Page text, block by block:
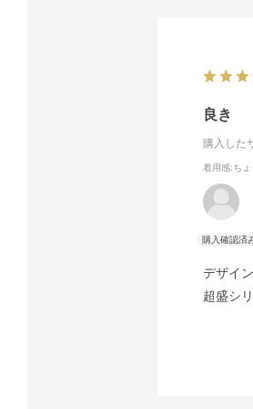
良き
購入した
着用感:ちょ
デザイ
超盛シ